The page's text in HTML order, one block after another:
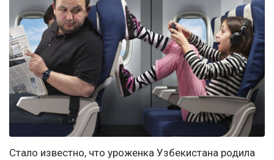
Стало известно, что уроженка Узбекистана родила